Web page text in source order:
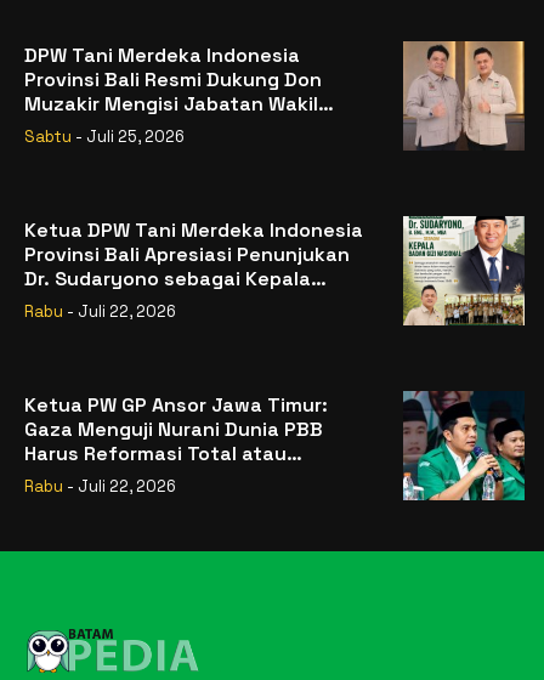
DPW Tani Merdeka Indonesia
Provinsi Bali Resmi Dukung Don
Muzakir Mengisi Jabatan Wakil
Menteri Pertanian RI
Sabtu - Juli 25, 2026
Ketua DPW Tani Merdeka Indonesia
Provinsi Bali Apresiasi Penunjukan
Dr. Sudaryono sebagai Kepala
Badan Gizi Nasional
Rabu - Juli 22, 2026
Ketua PW GP Ansor Jawa Timur:
Gaza Menguji Nurani Dunia PBB
Harus Reformasi Total atau
Kehilangan Legitimasi
Rabu - Juli 22, 2026